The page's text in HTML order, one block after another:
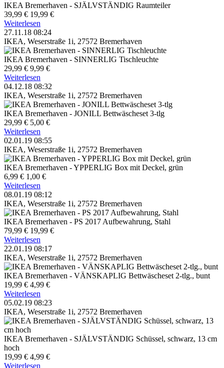
IKEA Bremerhaven - SJÄLVSTÄNDIG Raumteiler
39,99 € 19,99 €
Weiterlesen
27.11.18 08:24
IKEA, Weserstraße 1i, 27572 Bremerhaven
IKEA Bremerhaven - SINNERLIG Tischleuchte
29,99 € 9,99 €
Weiterlesen
04.12.18 08:32
IKEA, Weserstraße 1i, 27572 Bremerhaven
IKEA Bremerhaven - JONILL Bettwäscheset 3-tlg
29,99 € 5,00 €
Weiterlesen
02.01.19 08:55
IKEA, Weserstraße 1i, 27572 Bremerhaven
IKEA Bremerhaven - YPPERLIG Box mit Deckel, grün
6,99 € 1,00 €
Weiterlesen
08.01.19 08:12
IKEA, Weserstraße 1i, 27572 Bremerhaven
IKEA Bremerhaven - PS 2017 Aufbewahrung, Stahl
79,99 € 19,99 €
Weiterlesen
22.01.19 08:17
IKEA, Weserstraße 1i, 27572 Bremerhaven
IKEA Bremerhaven - VÄNSKAPLIG Bettwäscheset 2-tlg., bunt
19,99 € 4,99 €
Weiterlesen
05.02.19 08:23
IKEA, Weserstraße 1i, 27572 Bremerhaven
IKEA Bremerhaven - SJÄLVSTÄNDIG Schüssel, schwarz, 13 cm
hoch
19,99 € 4,99 €
Weiterlesen